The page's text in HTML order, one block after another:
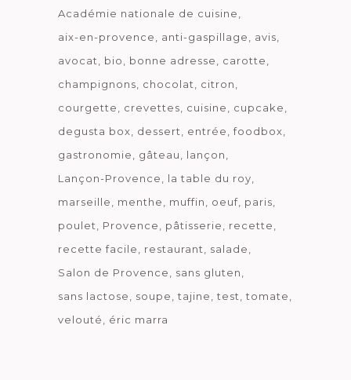
Académie nationale de cuisine
aix-en-provence
anti-gaspillage
avis
avocat
bio bonne adresse
carotte
champignons
chocolat
citron
courgette
crevettes cuisine
cupcake
degusta box
dessert entrée
foodbox
gastronomie
gâteau
lançon
Lançon-Provence
la table du roy
marseille
menthe muffin oeuf paris
poulet
Provence pâtisserie
recette
recette facile
restaurant
salade
Salon de Provence
sans gluten
sans lactose
soupe tajine test tomate
velouté
éric marra